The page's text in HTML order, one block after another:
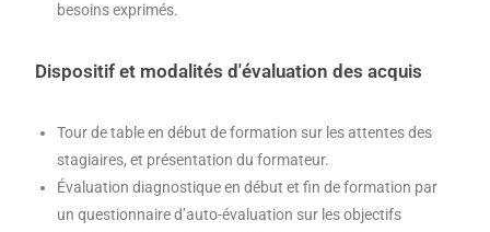
besoins exprimés.
Dispositif et modalités d'évaluation des acquis
Tour de table en début de formation sur les attentes des
stagiaires, et présentation du formateur.
Évaluation diagnostique en début et fin de formation par
un questionnaire d’auto-évaluation sur les objectifs